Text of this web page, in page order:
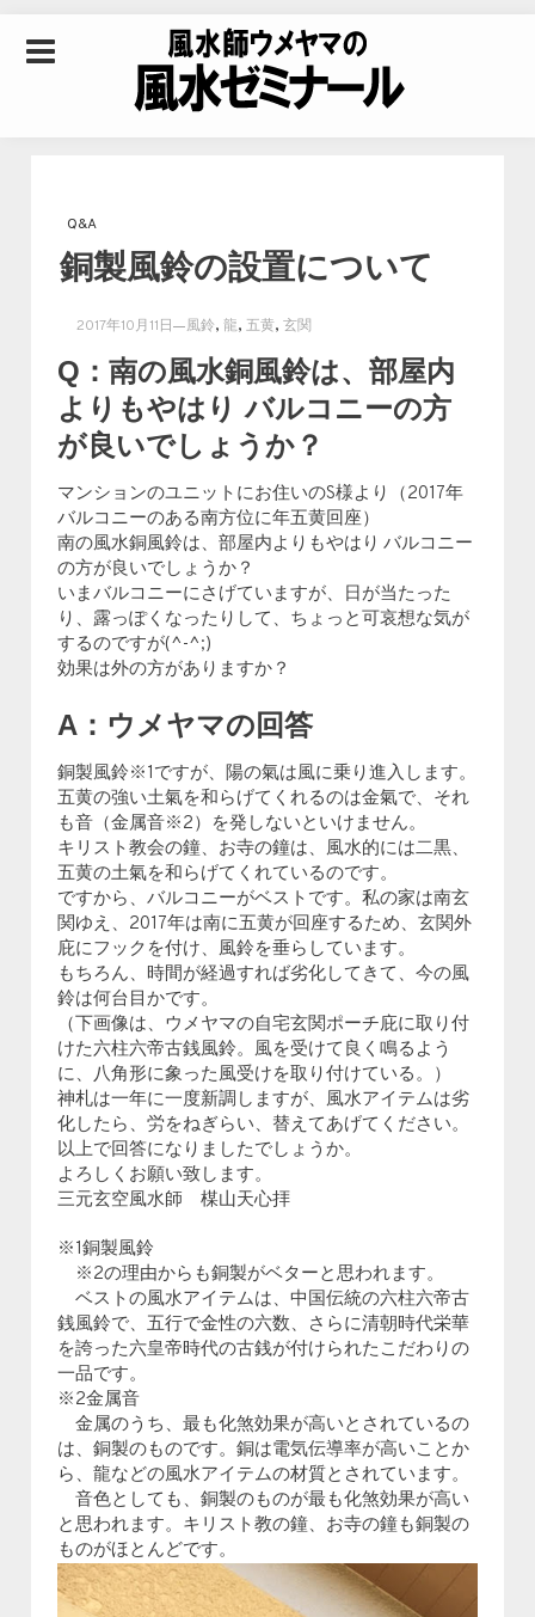
水ゼミナール｜風水
学・四柱推命学・易
学を合わせた立命講
座
Q&A
銅製風鈴の設置について
2017年10月11日 風鈴,龍,五黄,玄関
Q：南の風水銅風鈴は、部屋内
よりもやはり バルコニーの方
が良いでしょうか？
マンションのユニットにお住いのS様より（2017年
バルコニーのある南方位に年五黄回座）
南の風水銅風鈴は、部屋内よりもやはり バルコニー
の方が良いでしょうか？
いまバルコニーにさげていますが、日が当たった
り、露っぽくなったりして、ちょっと可哀想な気が
するのですが(^-^;)
効果は外の方がありますか？
A：ウメヤマの回答
銅製風鈴※1ですが、陽の氣は風に乗り進入します。
五黄の強い土氣を和らげてくれるのは金氣で、それ
も音（金属音※2）を発しないといけません。
キリスト教会の鐘、お寺の鐘は、風水的には二黒、
五黄の土氣を和らげてくれているのです。
ですから、バルコニーがベストです。私の家は南玄
関ゆえ、2017年は南に五黄が回座するため、玄関外
庇にフックを付け、風鈴を垂らしています。
もちろん、時間が経過すれば劣化してきて、今の風
鈴は何台目かです。
（下画像は、ウメヤマの自宅玄関ポーチ庇に取り付
けた六柱六帝古銭風鈴。風を受けて良く鳴るよう
に、八角形に象った風受けを取り付けている。）
神札は一年に一度新調しますが、風水アイテムは劣
化したら、労をねぎらい、替えてあげてください。
以上で回答になりましたでしょうか。
よろしくお願い致します。
三元玄空風水師 楳山天心拝
※1銅製風鈴
※2の理由からも銅製がベターと思われます。
ベストの風水アイテムは、中国伝統の六柱六帝古
銭風鈴で、五行で金性の六数、さらに清朝時代栄華
を誇った六皇帝時代の古銭が付けられたこだわりの
一品です。
※2金属音
金属のうち、最も化煞効果が高いとされているの
は、銅製のものです。銅は電気伝導率が高いことか
ら、龍などの風水アイテムの材質とされています。
音色としても、銅製のものが最も化煞効果が高い
と思われます。キリスト教の鐘、お寺の鐘も銅製の
ものがほとんどです。